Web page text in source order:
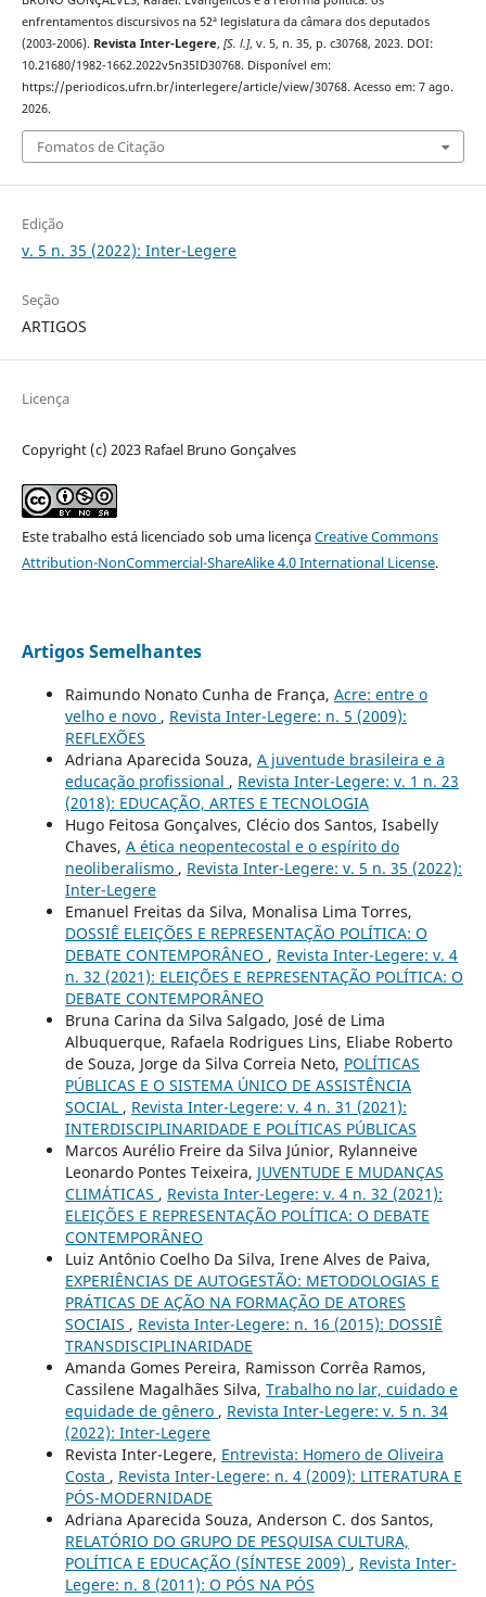
enfrentamentos discursivos na 52ª legislatura da câmara dos deputados
(2003-2006). Revista Inter-Legere, [S. l.], v. 5, n. 35, p. c30768, 2023. DOI:
10.21680/1982-1662.2022v5n35ID30768. Disponível em:
https://periodicos.ufrn.br/interlegere/article/view/30768. Acesso em: 7 ago.
2026.
Fomatos de Citação
Edição
v. 5 n. 35 (2022): Inter-Legere
Seção
ARTIGOS
Licença
Copyright (c) 2023 Rafael Bruno Gonçalves
Este trabalho está licenciado sob uma licençaCreative Commons
Attribution-NonCommercial-ShareAlike 4.0 International License.
Artigos Semelhantes
Raimundo Nonato Cunha de França, Acre: entre o
velho e novo , Revista Inter-Legere: n. 5 (2009):
REFLEXÕES
Adriana Aparecida Souza, A juventude brasileira e a
educação profissional , Revista Inter-Legere: v. 1 n. 23
(2018): EDUCAÇÃO, ARTES E TECNOLOGIA
Hugo Feitosa Gonçalves, Clécio dos Santos, Isabelly
Chaves, A ética neopentecostal e o espírito do
neoliberalismo , Revista Inter-Legere: v. 5 n. 35 (2022):
Inter-Legere
Emanuel Freitas da Silva, Monalisa Lima Torres,
DOSSIÊ ELEIÇÕES E REPRESENTAÇÃO POLÍTICA: O
DEBATE CONTEMPORÂNEO , Revista Inter-Legere: v. 4
n. 32 (2021): ELEIÇÕES E REPRESENTAÇÃO POLÍTICA: O
DEBATE CONTEMPORÂNEO
Bruna Carina da Silva Salgado, José de Lima
Albuquerque, Rafaela Rodrigues Lins, Eliabe Roberto
de Souza, Jorge da Silva Correia Neto, POLÍTICAS
PÚBLICAS E O SISTEMA ÚNICO DE ASSISTÊNCIA
SOCIAL , Revista Inter-Legere: v. 4 n. 31 (2021):
INTERDISCIPLINARIDADE E POLÍTICAS PÚBLICAS
Marcos Aurélio Freire da Silva Júnior, Rylanneive
Leonardo Pontes Teixeira, JUVENTUDE E MUDANÇAS
CLIMÁTICAS , Revista Inter-Legere: v. 4 n. 32 (2021):
ELEIÇÕES E REPRESENTAÇÃO POLÍTICA: O DEBATE
CONTEMPORÂNEO
Luiz Antônio Coelho Da Silva, Irene Alves de Paiva,
EXPERIÊNCIAS DE AUTOGESTÃO: METODOLOGIAS E
PRÁTICAS DE AÇÃO NA FORMAÇÃO DE ATORES
SOCIAIS , Revista Inter-Legere: n. 16 (2015): DOSSIÊ
TRANSDISCIPLINARIDADE
Amanda Gomes Pereira, Ramisson Corrêa Ramos,
Cassilene Magalhães Silva, Trabalho no lar, cuidado e
equidade de gênero , Revista Inter-Legere: v. 5 n. 34
(2022): Inter-Legere
Revista Inter-Legere, Entrevista: Homero de Oliveira
Costa , Revista Inter-Legere: n. 4 (2009): LITERATURA E
PÓS-MODERNIDADE
Adriana Aparecida Souza, Anderson C. dos Santos,
RELATÓRIO DO GRUPO DE PESQUISA CULTURA,
POLÍTICA E EDUCAÇÃO (SÍNTESE 2009) , Revista Inter-
Legere: n. 8 (2011): O PÓS NA PÓS